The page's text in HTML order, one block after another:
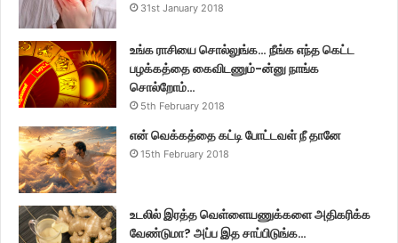
31st January 2018
உங்க ராசியை சொல்லுங்க… நீங்க எந்த கெட்ட
பழக்கத்தை கைவிடணும்-ன்னு நாங்க
சொல்றோம்…
5th February 2018
என் வெக்கத்தை கட்டி போட்டவள் நீ தானே
15th February 2018
உடலில் இரத்த வெள்ளையணுக்களை அதிகரிக்க
வேண்டுமா? அப்ப இத சாப்பிடுங்க…